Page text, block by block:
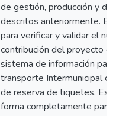
de gestión, producción y
descritos anteriormente.
para verificar y validar el
contribución del proyecto
sistema de información
transporte Intermunicipal
de reserva de tiquetes.
forma completamente